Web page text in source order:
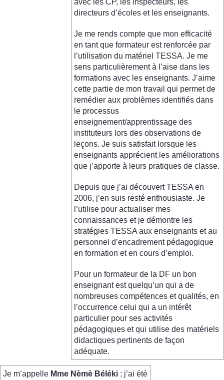
avec les CP, les inspecteurs, les
directeurs d’écoles et les enseignants.
Je me rends compte que mon efficacité
en tant que formateur est renforcée par
l’utilisation du matériel TESSA. Je me
sens particulièrement à l’aise dans les
formations avec les enseignants. J’aime
cette partie de mon travail qui permet de
remédier aux problèmes identifiés dans
le processus
enseignement/apprentissage des
instituteurs lors des observations de
leçons. Je suis satisfait lorsque les
enseignants apprécient les améliorations
que j’apporte à leurs pratiques de classe.
Depuis que j’ai découvert TESSA en
2006, j’en suis resté enthousiaste. Je
l’utilise pour actualiser mes
connaissances et je démontre les
stratégies TESSA aux enseignants et au
personnel d’encadrement pédagogique
en formation et en cours d’emploi.
Pour un formateur de la DF un bon
enseignant est quelqu’un qui a de
nombreuses compétences et qualités, en
l’occurrence celui qui a un intérêt
particulier pour ses activités
pédagogiques et qui utilise des matériels
didactiques pertinents de façon
adéquate.
Je m’appelle Mme Nèmè Béléki ; j’ai été